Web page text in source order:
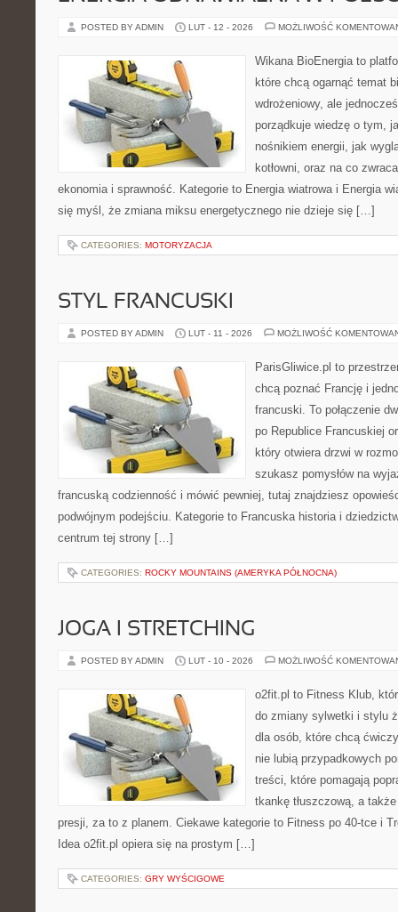
POSTED BY ADMIN LUT - 12 - 2026 MOŻLIWOŚĆ
Wikana BioEnergia to
które chcą ogarnąć temat
wdrożeniowy, ale
porządkuje wiedzę o tym,
nośnikiem energii, jak
kotłowni, oraz na co
ekonomia i sprawność. Kategorie to Energia wiatrowa i Energia
się myśl, że zmiana miksu energetycznego nie dzieje się […]
CATEGORIES: MOTORYZACJA
STYL FRANCUSKI
POSTED BY ADMIN LUT - 11 - 2026 MOŻLIWOŚĆ
ParisGliwice.pl to
chcą poznać Francję i
francuski. To połączenie
po Republice Francuskiej
który otwiera drzwi w
szukasz pomysłów na
francuską codzienność i mówić pewniej, tutaj znajdziesz
podwójnym podejściu. Kategorie to Francuska historia i
centrum tej strony […]
CATEGORIES: ROCKY MOUNTAINS (AMERYKA PÓŁNOCNA)
JOGA I STRETCHING
POSTED BY ADMIN LUT - 10 - 2026 MOŻLIWOŚĆ
o2fit.pl to Fitness Klub,
do zmiany sylwetki i stylu
dla osób, które chcą
nie lubią przypadkowych
treści, które pomagają
tkankę tłuszczową, a
presji, za to z planem. Ciekawe kategorie to Fitness po 40-tce i
Idea o2fit.pl opiera się na prostym […]
CATEGORIES: GRY WYŚCIGOWE